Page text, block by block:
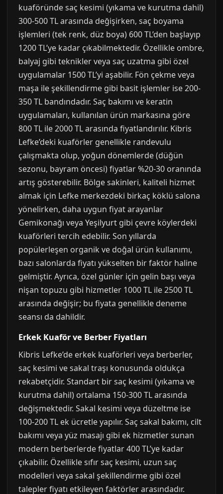
kuaföründe saç kesimi (yıkama ve kurutma dahil)
300-500 TL arasında değişirken, saç boyama
işlemleri (tek renk, düz boya) 600 TL’den başlayıp
1200 TL’ye kadar çıkabilmektedir. Özellikle ombre,
balyaj gibi teknikler veya saç uzatma gibi özel
uygulamalar 1500 TL’yi aşabilir. Fön çekme veya
maşa ile şekillendirme gibi basit işlemler ise 200-
350 TL bandındadır. Saç bakımı ve keratin
uygulamaları, kullanılan ürün markasına göre
800 TL ile 2000 TL arasında fiyatlandırılır. Kibris
Lefke’deki kuaförler genellikle randevulu
çalışmakta olup, yoğun dönemlerde (düğün
sezonu, bayram öncesi) fiyatlar %20-30 oranında
artış gösterebilir. Bölge sakinleri, kaliteli hizmet
almak için Lefke merkezdeki birkaç köklü salona
yönelirken, daha uygun fiyat arayanlar
Gemikonağı veya Yeşilyurt gibi çevre köylerdeki
kuaförleri tercih edebilir. Son yıllarda
popülerleşen organik ve doğal ürün kullanımı,
bazı salonlarda fiyatı yükselten bir faktör haline
gelmiştir. Ayrıca, özel günler için gelin başı veya
nişan topuzu gibi hizmetler 1000 TL ile 2500 TL
arasında değişir; bu fiyata genellikle deneme
seansı da dahildir.
Erkek Kuaför ve Berber Fiyatları
Kibris Lefke’de erkek kuaförleri veya berberler,
saç kesimi ve sakal traşı konusunda oldukça
rekabetçidir. Standart bir saç kesimi (yıkama ve
kurutma dahil) ortalama 150-300 TL arasında
değişmektedir. Sakal kesimi veya düzeltme ise
100-200 TL ek ücretle yapılır. Saç sakal bakımı, cilt
bakımı veya yüz masajı gibi ek hizmetler sunan
modern berberlerde fiyatlar 400 TL’ye kadar
çıkabilir. Özellikle sıfır saç kesimi, uzun saç
modelleri veya sakal şekillendirme gibi özel
talepler fiyatı etkileyen faktörler arasındadır.